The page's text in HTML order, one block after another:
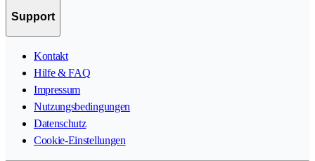
Support
Kontakt
Hilfe & FAQ
Impressum
Nutzungsbedingungen
Datenschutz
Cookie-Einstellungen